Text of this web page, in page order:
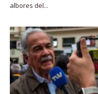
albores del...